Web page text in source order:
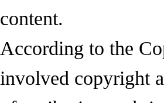
content.
According to the
involved copyright